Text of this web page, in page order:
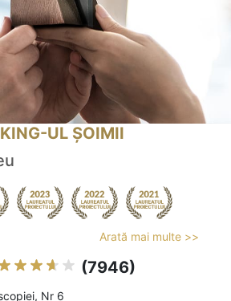
UL ȘOIMII
Arată mai multe >>
(7946)
Nr 6